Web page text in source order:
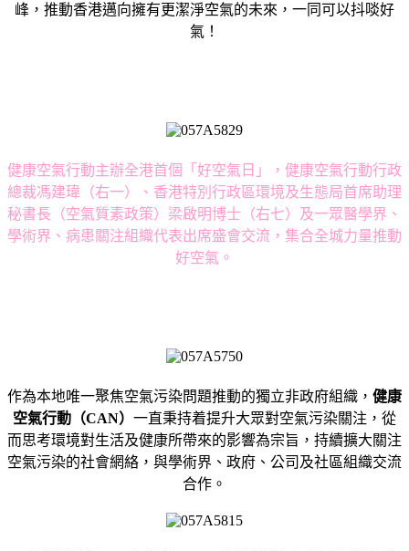
峰，推動香港邁向擁有更潔淨空氣的未來，一同可以抖啖好
氣！
健康空氣行動主辦全港首個「好空氣日」，健康空氣行動行政
總裁馮建瑋（右一）、香港特別行政區環境及生態局首席助理
秘書長（空氣質素政策）梁啟明博士（右七）及一眾醫學界、
學術界、病患關注組織代表出席盛會交流，集合全城力量推動
好空氣。
作為本地唯一聚焦空氣污染問題推動的獨立非政府組織， 健康
空氣行動（CAN） 一直秉持着提升大眾對空氣污染關注，從
而思考環境對生活及健康所帶來的影響為宗旨，持續擴大關注
空氣污染的社會網絡，與學術界、政府、公司及社區組織交流
合作。